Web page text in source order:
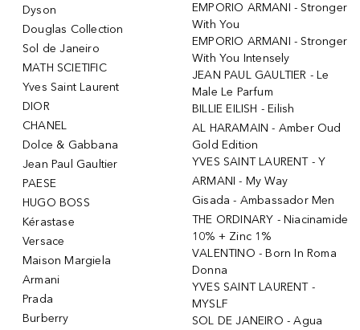
Dyson
Douglas Collection
Sol de Janeiro
MATH SCIETIFIC
Yves Saint Laurent
DIOR
CHANEL
Dolce & Gabbana
Jean Paul Gaultier
PAESE
HUGO BOSS
Kérastase
Versace
Maison Margiela
Armani
Prada
Burberry
EMPORIO ARMANI - Stronger
With You
EMPORIO ARMANI - Stronger
With You Intensely
JEAN PAUL GAULTIER - Le
Male Le Parfum
BILLIE EILISH - Eilish
AL HARAMAIN - Amber Oud
Gold Edition
YVES SAINT LAURENT - Y
ARMANI - My Way
Gisada - Ambassador Men
THE ORDINARY - Niacinamide
10% + Zinc 1%
VALENTINO - Born In Roma
Donna
YVES SAINT LAURENT -
MYSLF
SOL DE JANEIRO - Agua